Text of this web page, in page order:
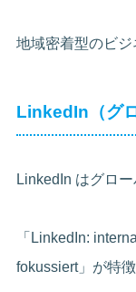
地域密着型のビジ
LinkedIn（グ
LinkedIn はグロ
「LinkedIn:
fokussiert」が特徴